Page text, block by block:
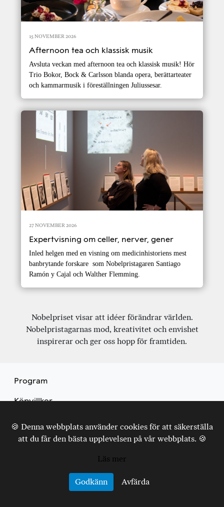
15 NOVEMBER 2026
Afternoon tea och klassisk musik
Avsluta veckan med afternoon tea och klassisk musik! Hör
Trio Bokor, Bock & Carlsson blanda opera, berättarteater
och kammarmusik i föreställningen Juliussesar.
27 NOVEMBER 2026
Expertvisning om celler, nerver, gener
Inled helgen med en visning om medicinhistoriens mest
banbrytande forskare som Nobelpristagaren Santiago
Ramón y Cajal och Walther Flemming.
Nobelpriset visar att idéer förändrar världen.
Nobelpristagarnas mod, kreativitet och envishet
inspirerar och ger oss hopp för framtiden.
Program
Köpvillkor
Mina biljetter
© 2026 PositionEtt AB. All rights reserved.
🍪 Denna webbplats använder cookies för att säkerställa
att du får den bästa upplevelsen på vår webbplats. 🍪
Läs mer
Godkänn Avfärda